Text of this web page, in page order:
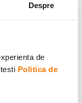
Despre
de
Politica de